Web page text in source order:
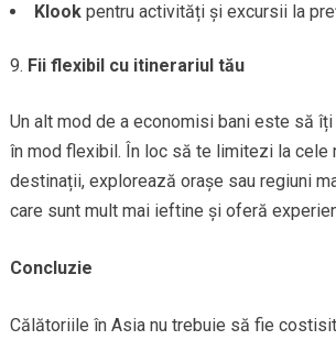
Klookpentru activități și excursii la
Fii flexibil cu itinerariul tău
Un alt mod de a economisi bani este să
în mod flexibil. În loc să te limitezi la cele
destinații, explorează orașe sau regiuni
care sunt mult mai ieftine și oferă
Concluzie
Călătoriile în Asia nu trebuie să fie